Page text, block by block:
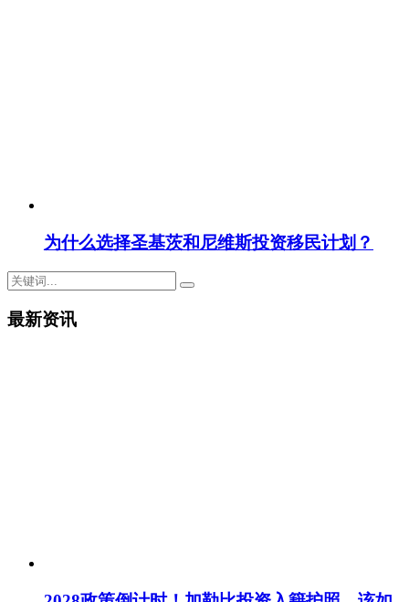
为什么选择圣基茨和尼维斯投资移民计划？
最新资讯